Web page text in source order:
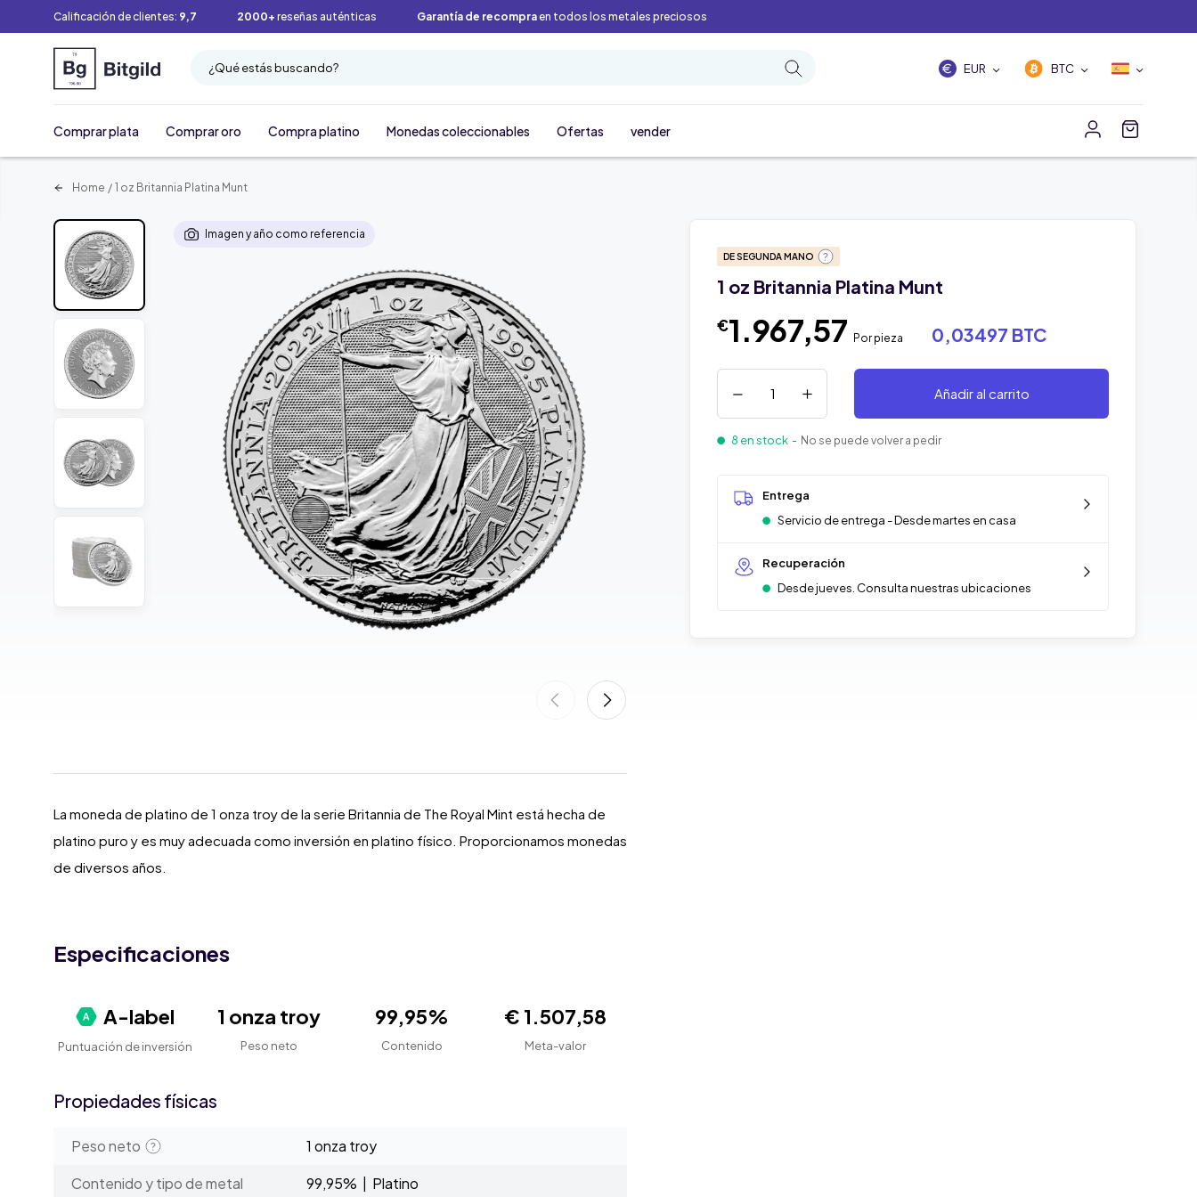
Calificación de clientes: 9,7 2000+ reseñas auténticas Garantía de recompraen todos los metales preciosos
¿Qué estás buscando? EUR BTC
Comprar plata Comprar oro Compra platino Monedas coleccionables Ofertas vender
Home / 1 oz Britannia Platina Munt
DE SEGUNDA MANO
1 oz Britannia Platina Munt
€1.967,57 Por pieza 0,03497 BTC
Añadir al carrito
8 en stock - No se puede volver a pedir
Entrega
Servicio de entrega - Desde martes en casa
Recuperación
Desde jueves. Consulta nuestras ubicaciones
Imagen y año como referencia
La moneda de platino de 1 onza troy de la serie Britannia de The Royal Mint está hecha de
platino puro y es muy adecuada como inversión en platino físico. Proporcionamos monedas
de diversos años.
Especificaciones
A-label
Puntuación de inversión
1 onza troy
Peso neto
99,95%
Contenido
€ 1.507,58
Meta-valor
Propiedades físicas
Peso neto
1 onza troy
Contenido y tipo de metal
99,95% | Platino